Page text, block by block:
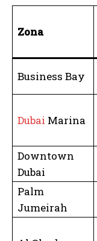
Zona
Business Bay
Dubai Marina
Downtown
Dubai
Palm
Jumeirah